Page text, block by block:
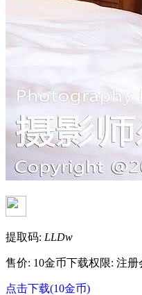
提取码: LLDw
售价: 10金币下载权限: 注册
点击下载(10金币)